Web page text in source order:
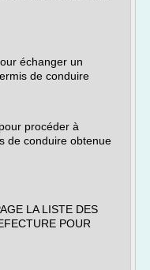
échanger un
de conduire
procéder à
de conduire obtenue
LA LISTE DES
POUR